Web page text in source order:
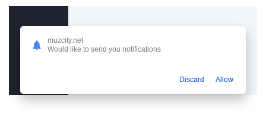
Back Prooff - Версаче
muzcity.net
Would like to send you notifications
Discard Allow